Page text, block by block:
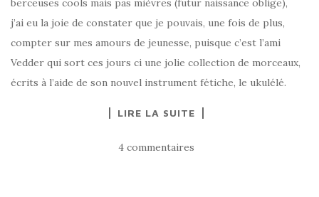
berceuses cools mais pas mièvres (futur naissance oblige),
j’ai eu la joie de constater que je pouvais, une fois de plus,
compter sur mes amours de jeunesse, puisque c’est l’ami
Vedder qui sort ces jours ci une jolie collection de morceaux,
écrits à l’aide de son nouvel instrument fétiche, le ukulélé.
LIRE LA SUITE
4 commentaires